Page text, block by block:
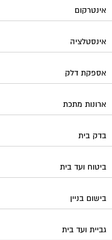
אינטרקום
אינסטלציה
אספקת דלק
ארונות מתכת
בדק בית
ביטוח ועד בית
בישום בניין
גביית ועד בית